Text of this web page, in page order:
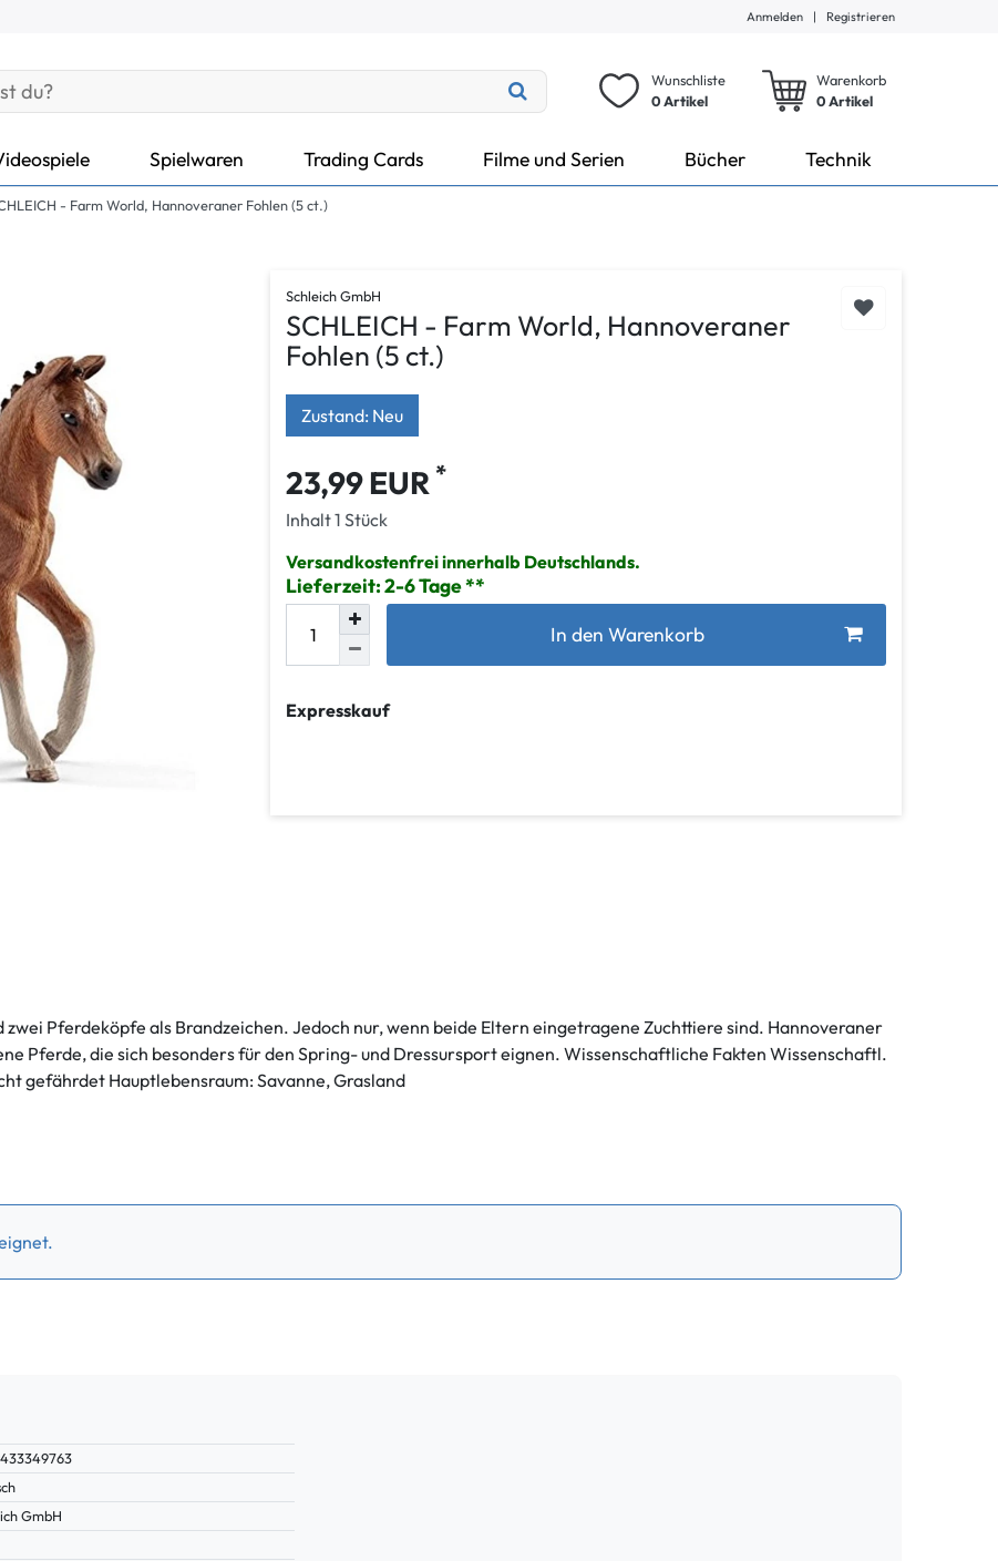
Anmelden | Registrieren
Wunschliste
0 Artikel
Warenkorb
0Artikel
Spielwaren Trading Cards Filme und Serien Bücher Technik
- Farm World, Hannoveraner Fohlen (5 ct.)
Schleich GmbH
SCHLEICH - Farm World, Hannoveraner
Fohlen (5 ct.)
Zustand: Neu
23,99 EUR *
Inhalt1 Stück
Versandkostenfrei innerhalb Deutschlands.
Lieferzeit: 2-6 Tage
In den Warenkorb
Expresskauf
Pferdeköpfe als Brandzeichen. Jedoch nur, wenn beide Eltern eingetragene Zuchttiere sind. Hannoveraner
Pferde, die sich besonders für den Spring- und Dressursport eignen. Wissenschaftliche Fakten Wissenschaftl.
gefährdet Hauptlebensraum: Savanne, Grasland
GmbH